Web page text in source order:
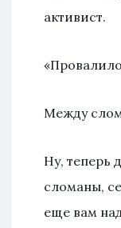
активист.
Между
Ну, теперь
сломаны,
еще вам